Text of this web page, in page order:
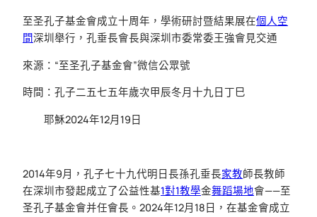
至圣孔子基金會成立十周年，學術研討暨結果展在個人空
間深圳舉行，孔垂長會長與深圳市委常委王強會見交通
來源：“至圣孔子基金會”微信公眾號
時間：孔子二五七五年歲次甲辰冬月十九日丁巳
耶穌2024年12月19日
2014年9月，孔子七十九代明日長孫孔垂長家教師長教師
在深圳市發起成立了公益性基1對1教學金舞蹈場地會——至
圣孔子基金會并任會長。2024年12月18日，在基金會成立